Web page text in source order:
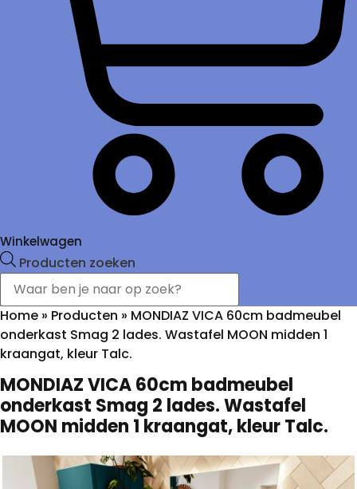
Winkelwagen
Producten zoeken
Home » Producten » MONDIAZ VICA 60cm badmeubel
onderkast Smag 2 lades. Wastafel MOON midden 1
kraangat, kleur Talc.
MONDIAZ VICA 60cm badmeubel
onderkast Smag 2 lades. Wastafel
MOON midden 1 kraangat, kleur Talc.